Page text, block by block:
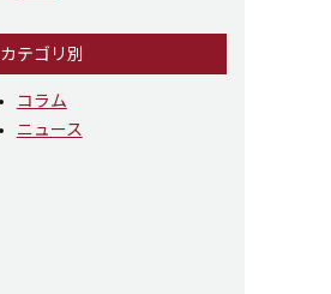
カテゴリ別
コラム
ニュース